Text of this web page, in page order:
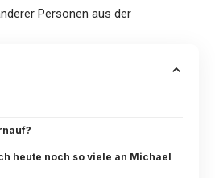
Personen aus der
heute noch so viele an Michael